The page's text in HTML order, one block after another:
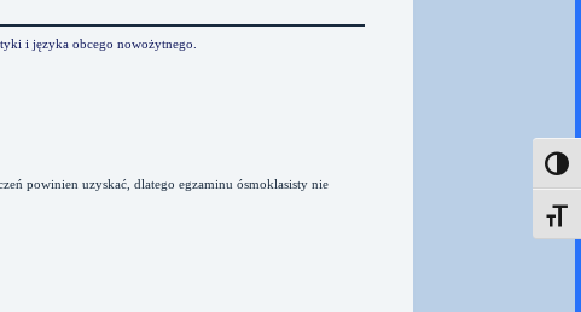
i języka obcego nowożytnego.
powinien uzyskać, dlatego egzaminu ósmoklasisty nie